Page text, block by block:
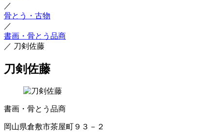
／
骨とう・古物
／
書画・骨とう品商
／ 刀剣佐藤
刀剣佐藤
書画・骨とう品商
岡山県倉敷市茶屋町９３－２